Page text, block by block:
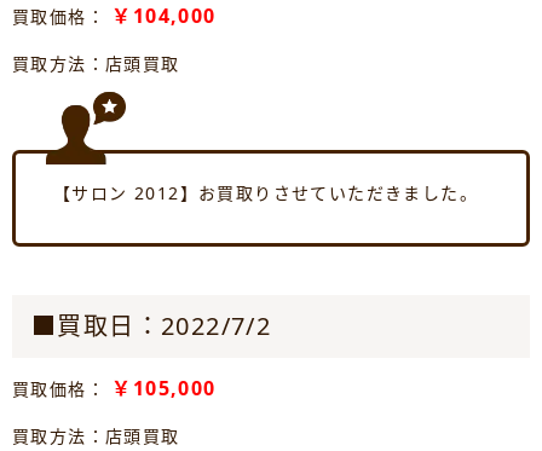
買取価格： ￥104,000
買取方法：店頭買取
【サロン 2012】お買取りさせていただきました。
■買取日：2022/7/2
買取価格： ￥105,000
買取方法：店頭買取